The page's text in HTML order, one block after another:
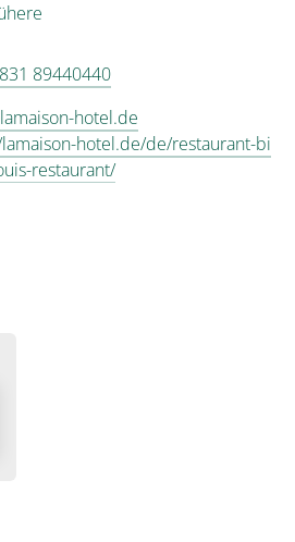
89440440
hotel.de
hotel.de/de/restaurant-bi
restaurant/